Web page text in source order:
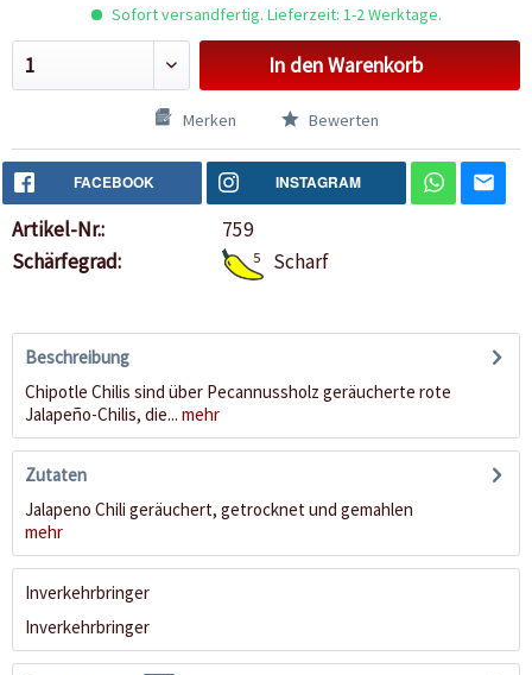
Sofort versandfertig. Lieferzeit: 1-2 Werktage.
In denWarenkorb
Merken Bewerten
FACEBOOK INSTAGRAM
Artikel-Nr.:
759
Schärfegrad:
5 Scharf
Beschreibung
Chipotle Chilis sind über Pecannussholz geräucherte rote
Jalapeño-Chilis, die... mehr
Zutaten
Jalapeno Chili geräuchert, getrocknet und gemahlen
mehr
Inverkehrbringer
Inverkehrbringer